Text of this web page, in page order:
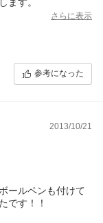
さらに表示
参考になった
2013/10/21
ールペンも付けて
です！！